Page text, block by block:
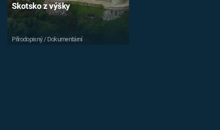
Skotsko z výšky
Přírodopisný / Dokumentární